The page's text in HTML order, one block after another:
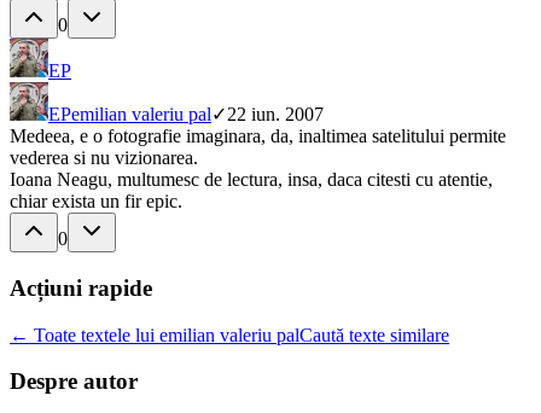
0
EP
EPemilian valeriu pal✓22 iun. 2007
Medeea, e o fotografie imaginara, da, inaltimea satelitului permite
vederea si nu vizionarea.
Ioana Neagu, multumesc de lectura, insa, daca citesti cu atentie,
chiar exista un fir epic.
0
Acțiuni rapide
← Toate textele lui emilian valeriu palCaută texte similare
Despre autor